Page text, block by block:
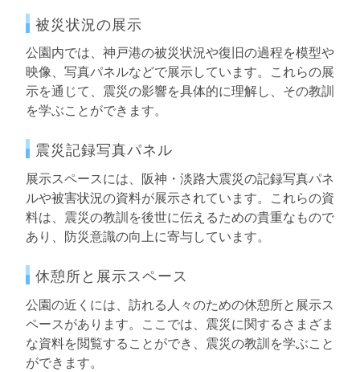
被災状況の展示
公園内では、神戸港の被災状況や復旧の過程を模型や
映像、写真パネルなどで展示しています。これらの展
示を通じて、震災の影響を具体的に理解し、その教訓
を学ぶことができます。
震災記録写真パネル
展示スペースには、阪神・淡路大震災の記録写真パネ
ルや被害状況の資料が展示されています。これらの資
料は、震災の教訓を後世に伝えるための貴重なもので
あり、防災意識の向上に寄与しています。
休憩所と展示スペース
公園の近くには、訪れる人々のための休憩所と展示ス
ペースがあります。ここでは、震災に関するさまざま
な資料を閲覧することができ、震災の教訓を学ぶこと
ができます。